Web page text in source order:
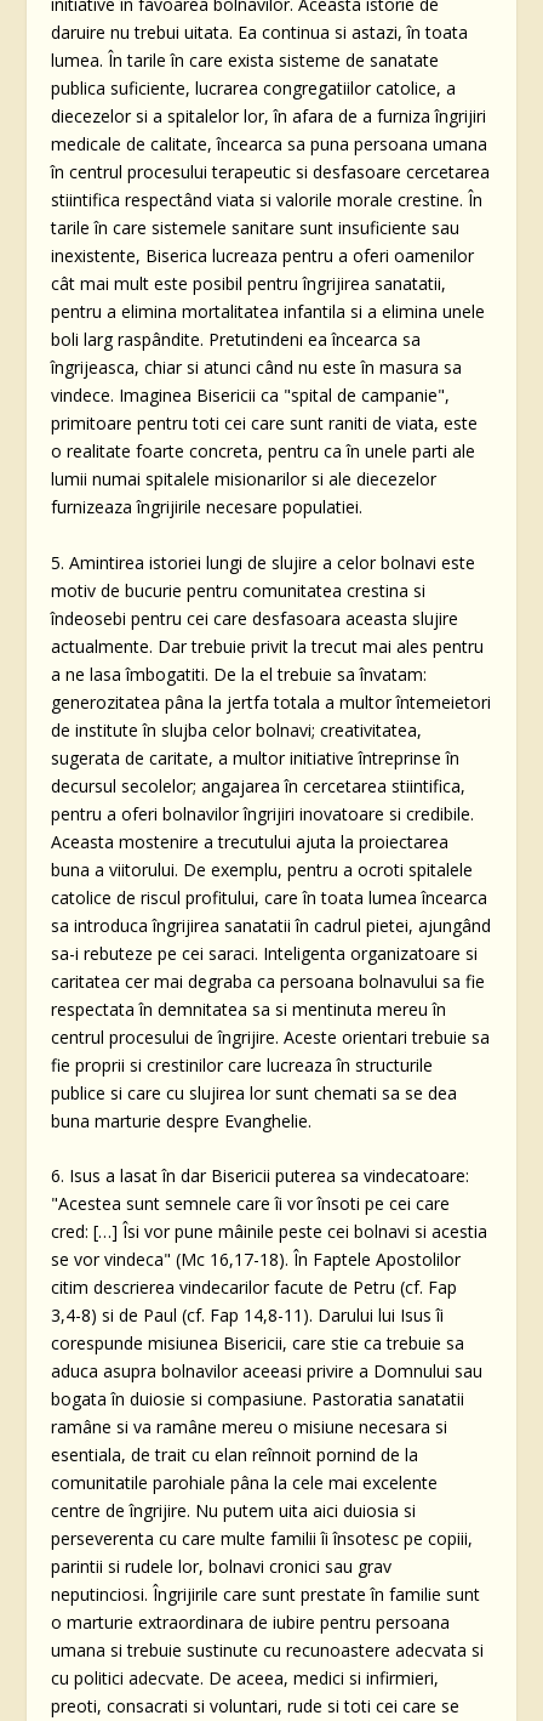
daruire nu trebui uitata. Ea continua si astazi, în toata
lumea. În tarile în care exista sisteme de sanatate
publica suficiente, lucrarea congregatiilor catolice, a
diecezelor si a spitalelor lor, în afara de a furniza îngrijiri
medicale de calitate, încearca sa puna persoana umana
în centrul procesului terapeutic si desfasoare cercetarea
stiintifica respectând viata si valorile morale crestine. În
tarile în care sistemele sanitare sunt insuficiente sau
inexistente, Biserica lucreaza pentru a oferi oamenilor
cât mai mult este posibil pentru îngrijirea sanatatii,
pentru a elimina mortalitatea infantila si a elimina unele
boli larg raspândite. Pretutindeni ea încearca sa
îngrijeasca, chiar si atunci când nu este în masura sa
vindece. Imaginea Bisericii ca "spital de campanie",
primitoare pentru toti cei care sunt raniti de viata, este
o realitate foarte concreta, pentru ca în unele parti ale
lumii numai spitalele misionarilor si ale diecezelor
furnizeaza îngrijirile necesare populatiei.
5. Amintirea istoriei lungi de slujire a celor bolnavi este
motiv de bucurie pentru comunitatea crestina si
îndeosebi pentru cei care desfasoara aceasta slujire
actualmente. Dar trebuie privit la trecut mai ales pentru
a ne lasa îmbogatiti. De la el trebuie sa învatam:
generozitatea pâna la jertfa totala a multor întemeietori
de institute în slujba celor bolnavi; creativitatea,
sugerata de caritate, a multor initiative întreprinse în
decursul secolelor; angajarea în cercetarea stiintifica,
pentru a oferi bolnavilor îngrijiri inovatoare si credibile.
Aceasta mostenire a trecutului ajuta la proiectarea
buna a viitorului. De exemplu, pentru a ocroti spitalele
catolice de riscul profitului, care în toata lumea încearca
sa introduca îngrijirea sanatatii în cadrul pietei, ajungând
sa-i rebuteze pe cei saraci. Inteligenta organizatoare si
caritatea cer mai degraba ca persoana bolnavului sa fie
respectata în demnitatea sa si mentinuta mereu în
centrul procesului de îngrijire. Aceste orientari trebuie sa
fie proprii si crestinilor care lucreaza în structurile
publice si care cu slujirea lor sunt chemati sa se dea
buna marturie despre Evanghelie.
6. Isus a lasat în dar Bisericii puterea sa vindecatoare:
"Acestea sunt semnele care îi vor însoti pe cei care
cred: […] Îsi vor pune mâinile peste cei bolnavi si acestia
se vor vindeca" (Mc 16,17-18). În Faptele Apostolilor
citim descrierea vindecarilor facute de Petru (cf. Fap
3,4-8) si de Paul (cf. Fap 14,8-11). Darului lui Isus îi
corespunde misiunea Bisericii, care stie ca trebuie sa
aduca asupra bolnavilor aceeasi privire a Domnului sau
bogata în duiosie si compasiune. Pastoratia sanatatii
ramâne si va ramâne mereu o misiune necesara si
esentiala, de trait cu elan reînnoit pornind de la
comunitatile parohiale pâna la cele mai excelente
centre de îngrijire. Nu putem uita aici duiosia si
perseverenta cu care multe familii îi însotesc pe copiii,
parintii si rudele lor, bolnavi cronici sau grav
neputinciosi. Îngrijirile care sunt prestate în familie sunt
o marturie extraordinara de iubire pentru persoana
umana si trebuie sustinute cu recunoastere adecvata si
cu politici adecvate. De aceea, medici si infirmieri,
preoti, consacrati si voluntari, rude si toti cei care se